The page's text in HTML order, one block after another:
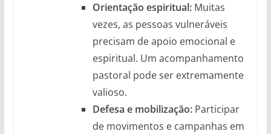
Orientação espiritual:Muitas
vezes, as pessoas vulneráveis
precisam de apoio emocional e
espiritual. Um acompanhamento
pastoral pode ser extremamente
valioso.
Defesa e mobilização:Participar
de movimentos e campanhas em